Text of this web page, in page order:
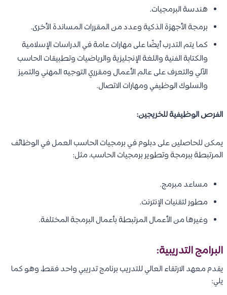
هندسة البرمجيات.
برمجة الأجهزة الذكية وعدد من المقررات المساندة الأخرى.
كما يتم التدرب أيضًا على مهارات عامة في الدراسات الإسلامية
والكتابة الفنية واللغة الإنجليزية والرياضيات وتطبيقات الحاسب
الآلي والتعرف على عالم الأعمال ومقرري التوجيه المهني والتميز
والسلوك الوظيفي ومهارات الاتصال.
الفرص الوظيفية للخريجين:
يمكن للحاصلين على دبلوم في برمجيات الحاسب العمل في الوظائف
المرتبطة ببرمجة وتطوير برمجيات الحاسب، مثل:
مساعد مبرمج.
مطور لتقنيات الإنترنت.
وغيرها من الأعمال المرتبطة بأعمال البرمجة المختلفة.
البرامج التدريبية:
يقدم معهد الارتقاء العالي للتدريب برنامج تدريبي واحد فقط، وهو كما
يلي: